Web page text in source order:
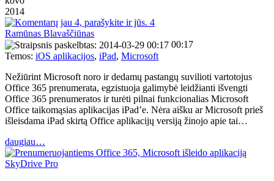
2014
4
Ramūnas Blavaščiūnas
00:17
Temos: iOS aplikacijos, iPad, Microsoft
Nežiūrint Microsoft noro ir dedamų pastangų suvilioti vartotojus
Office 365 prenumerata, egzistuoja galimybė leidžianti išvengti
Office 365 prenumeratos ir turėti pilnai funkcionalias Microsoft
Office taikomąsias aplikacijas iPad’e. Nėra aišku ar Microsoft prieš
išleisdama iPad skirtą Office aplikacijų versiją žinojo apie tai…
daugiau…